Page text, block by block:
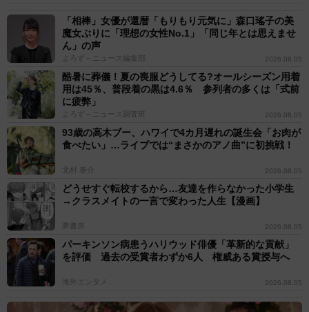
「相棒」女優が還暦「もりもり元気に」森口瑤子の美
魔女ぶりに「理想の女性No.1」「同じ年とは思えませ
ん」の声
よろず～ニュース編集部 2026.08.05
酷暑に葬儀！夏の喪服どうしてる?オールシーズン用着
用は45％、普段着の黒は4.6％ 参列者の多くは「式前
に疲弊」
よろず～ニュース調査班 2026.08.05
93歳の高木ブー、ハワイで4カ月遅れの誕生会「お肉が
食べたい」…ライブでは“まさかのアノ曲”に初挑戦！
北村 泰介 2026.08.05
どうせすぐ転校するから…友達を作らなかった小学生
→クラスメイトの一言で変わった人生【漫画】
夢書房 2026.08.05
パーキンソン病患うハリウッド俳優「革新的な貢献」
を評価 過去の受賞者わずか6人 権威ある賞授与へ
海外エンタメ 2026.08.05